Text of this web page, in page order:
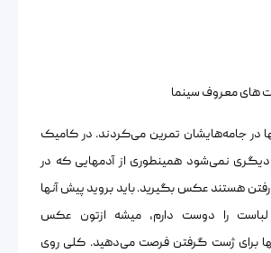
معروف سینما
در جامه‌هایشان تمرین می‌کردند. در کامیک
نمی‌شود همینطوری از آدمهایی که در
رفتن هستند عکس بگیرید. باید بروید پیش آنها
را دوست دارم، میشه ازتون عکس
برای ژست گرفتن فرصت می‌دهید. کلی روی